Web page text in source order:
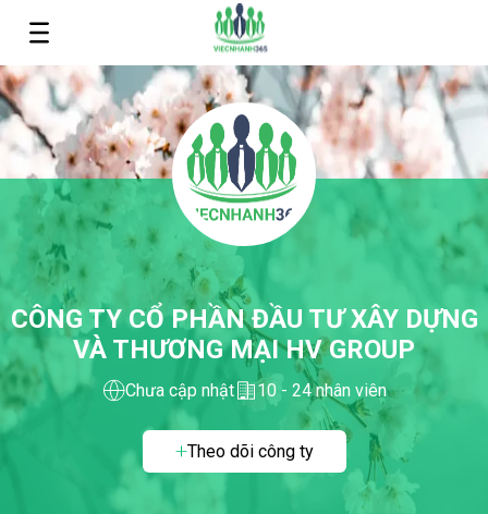
CÔNG TY CỔ PHẦN ĐẦU TƯ XÂY DỰNG
VÀ THƯƠNG MẠI HV GROUP
Chưa cập nhật 10 - 24 nhân viên
Theo dõi công ty